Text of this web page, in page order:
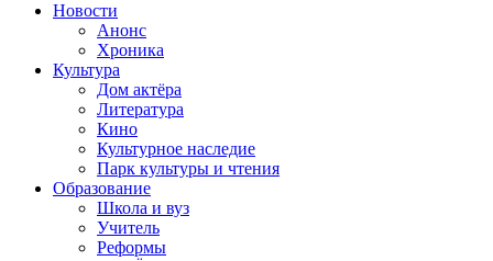
Новости
Анонс
Хроника
Культура
Дом актёра
Литература
Кино
Культурное наследие
Парк культуры и чтения
Образование
Школа и вуз
Учитель
Реформы